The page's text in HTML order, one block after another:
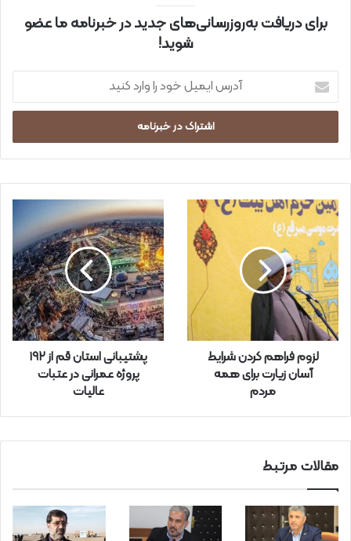
برای دریافت به‌روزرسانی‌های جدید در خبرنامه ما عضو
شوید!
ر
ا
ی
ل
خ
د
ر
ا
و
ا
ر
لزوم فراهم کردن شرایط
آسان زیارت برای همه
مردم
پشتیبانی استان قم از ۱۹۲
پروژه عمرانی در عتبات
عالیات
مقالات مرتبط